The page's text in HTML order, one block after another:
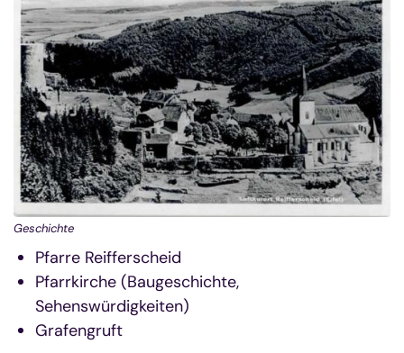
Geschichte
Pfarre Reifferscheid
Pfarrkirche (Baugeschichte,
Sehenswürdigkeiten)
Grafengruft